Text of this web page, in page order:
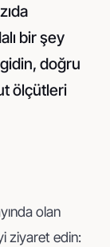
bir şey
doğru
ölçütleri
olan
ziyaret edin: